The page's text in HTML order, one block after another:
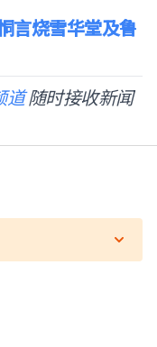
言烧雪华堂及鲁
道随时接收新闻